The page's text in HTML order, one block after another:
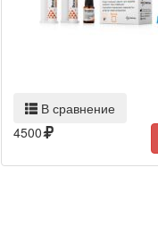
В сравнение
4500